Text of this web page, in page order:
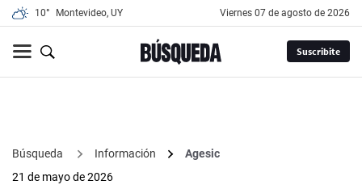
10° Montevideo, UY viernes 07 de agosto de 2026
Suscribite
Búsqueda Información
Agesic
21 de mayo de 2026